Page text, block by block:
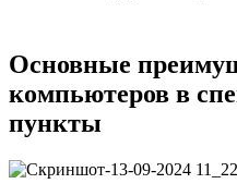
Основные
компьютеров в
пункты